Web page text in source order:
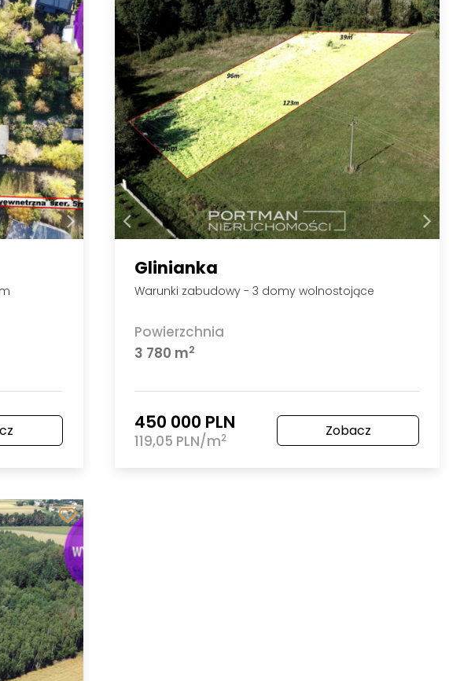
Glinianka
Warunki zabudowy - 3 domy wolnostojące
Powierzchnia
3 780 m2
450 000 PLN
119,05 PLN/m2 Zobacz